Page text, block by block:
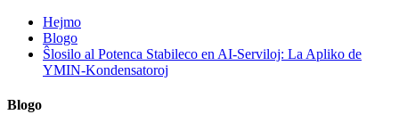
Hejmo
Blogo
Ŝlosilo al Potenca Stabileco en AI-Serviloj: La Apliko de
YMIN-Kondensatoroj
Blogo